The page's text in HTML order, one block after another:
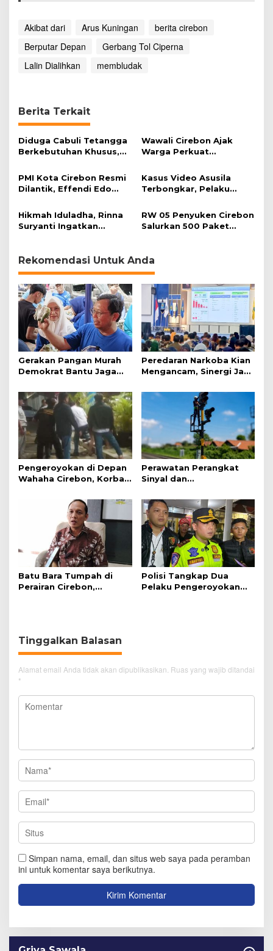
K
n
m
b
l
d
a
Akibat dari Arus Kuningan
berita cirebon
Berputar Depan
Gerbang Tol Ciperna
Lalin Dialihkan
membludak
Berita Terkait
Diduga Cabuli Tetangga
Berkebutuhan Khusus,
Wawali Cirebon Ajak
Warga Perkuat
Momentum Harjad ke-
599
PMI Kota Cirebon Resmi
Dilantik, Effendi Edo
Bencana
Kasus Video Asusila
Terbongkar, Pelaku
Korban Baru
Hikmah Iduladha, Rinna
Suryanti Ingatkan
RW 05 Penyuken Cirebon
Salurkan 500 Paket
Rekomendasi Untuk Anda
Gerakan Pangan Murah
Demokrat Bantu Jaga
Peredaran Narkoba Kian
Mengancam, Sinergi Jadi
Pengeroyokan di Depan
Wahaha Cirebon, Korban
Perawatan Perangkat
Sinyal dan
Perjalanan Kereta Api
Batu Bara Tumpah di
Perairan Cirebon,
Polisi Tangkap Dua
Pelaku Pengeroyokan
Tinggalkan Balasan
Alamat email Anda tidak akan dipublikasikan. Ruas yang wajib ditandai
*
Simpan nama, email, dan situs web saya pada peramban
ini untuk komentar saya berikutnya.